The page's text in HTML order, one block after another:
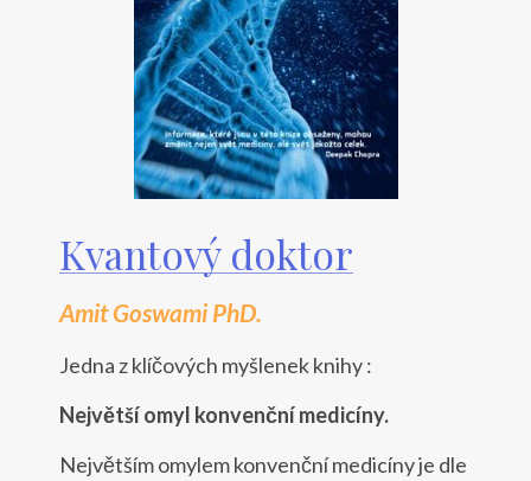
Kvantový doktor
Amit Goswami PhD.
Jedna z klíčových myšlenek knihy :
Největší omyl konvenční medicíny.
Největším omylem konvenční medicíny je dle